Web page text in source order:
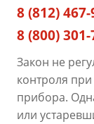
8 (812)
8 (800)
Закон не
контроля
прибора.
или